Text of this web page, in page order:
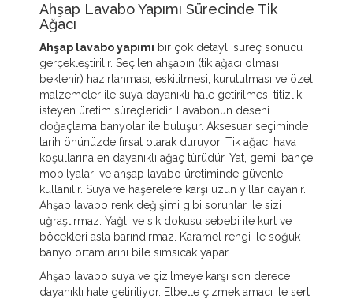
Ahşap Lavabo Yapımı Sürecinde Tik
Ağacı
Ahşap lavabo yapımı bir çok detaylı süreç sonucu
gerçekleştirilir. Seçilen ahşabın (tik ağacı olması
beklenir) hazırlanması, eskitilmesi, kurutulması ve özel
malzemeler ile suya dayanıklı hale getirilmesi titizlik
isteyen üretim süreçleridir. Lavabonun deseni
doğaçlama banyolar ile buluşur. Aksesuar seçiminde
tarih önünüzde fırsat olarak duruyor. Tik ağacı hava
koşullarına en dayanıklı ağaç türüdür. Yat, gemi, bahçe
mobilyaları ve ahşap lavabo üretiminde güvenle
kullanılır. Suya ve haşerelere karşı uzun yıllar dayanır.
Ahşap lavabo renk değişimi gibi sorunlar ile sizi
uğraştırmaz. Yağlı ve sık dokusu sebebi ile kurt ve
böcekleri asla barındırmaz. Karamel rengi ile soğuk
banyo ortamlarını bile sımsıcak yapar.
Ahşap lavabo suya ve çizilmeye karşı son derece
dayanıklı hale getiriliyor. Elbette çizmek amacı ile sert